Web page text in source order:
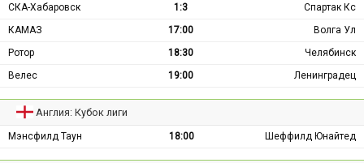
СКА-Хабаровск 1:3
Спартак Кс
КАМАЗ
17:00
Волга Ул
Ротор
18:30
Челябинск
Велес
19:00 Ленинградец
Англия: Кубок лиги
Мэнсфилд Таун 18:00 Шеффилд Юнайтед